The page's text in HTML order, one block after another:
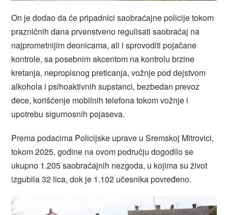
On je dodao da će pripadnici saobraćajne policije tokom
prazničnih dana prvenstveno regulisati saobraćaj na
najprometnijim deonicama, ali i sprovoditi pojačane
kontrole, sa posebnim akcentom na kontrolu brzine
kretanja, nepropisnog preticanja, vožnje pod dejstvom
alkohola i psihoaktivnih supstanci, bezbedan prevoz
dece, korišćenje mobilnih telefona tokom vožnje i
upotrebu sigurnosnih pojaseva.
Prema podacima Policijske uprave u Sremskoj Mitrovici,
tokom 2025. godine na ovom području dogodilo se
ukupno 1.205 saobraćajnih nezgoda, u kojima su život
izgubila 32 lica, dok je 1.102 učesnika povređeno.